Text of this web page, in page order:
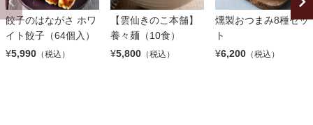
餃子のはながさ ホワ
イト餃子（64個入）
¥5,990 （税込）
【雲仙きのこ本舗】
養々麺（10食）
¥5,800 （税込）
燻製おつまみ8種セッ
ト
¥6,200 （税込）